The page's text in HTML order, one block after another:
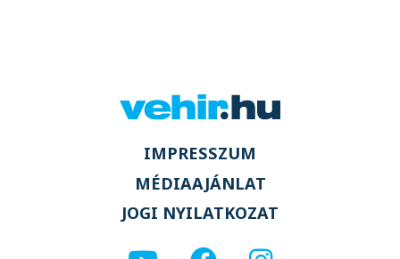
IMPRESSZUM
MÉDIAAJÁNLAT
JOGI NYILATKOZAT